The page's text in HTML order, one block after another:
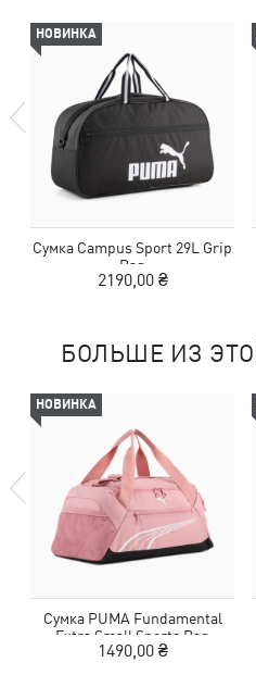
НОВИНКА
Сумка Campus Sport 29L Grip
Bag
2190,00 ₴
БОЛЬШЕ ИЗ
НОВИНКА
Сумка PUMA Fundamental
Extra Small Sports Bag
1490,00 ₴